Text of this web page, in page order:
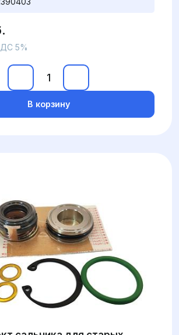
5%
В корзину